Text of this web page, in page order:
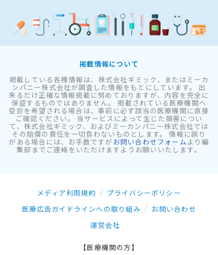
掲載情報について
掲載している各種情報は、株式会社ギミック、またはミーカ
ンパニー株式会社が調査した情報をもとにしています。 出
来るだけ正確な情報掲載に努めておりますが、内容を完全に
保証するものではありません。 掲載されている医療機関へ
受診を希望される場合は、事前に必ず該当の医療機関に直接
ご確認ください。 当サービスによって生じた損害につい
て、株式会社ギミック、およびミーカンパニー株式会社では
その賠償の責任を一切負わないものとします。 情報に誤り
がある場合には、お手数ですが お問い合わせフォーム より編
集部までご連絡をいただけますようお願いいたします。
メディア利用規約
プライバシーポリシー
医療広告ガイドラインへの取り組み
お問い合わせ
運営会社
【医療機関の方】